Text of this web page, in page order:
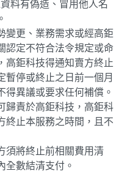
料有偽造、冒用他人名
變更、業務需求或經高鉅
認定不符合法令規定或命
高鉅科技得通知賣方終止
暫停或終止之日前一個月
得異議或要求任何補償。
歸責於高鉅科技，高鉅科
終止本服務之時間，且不
須將終止前相關費用清
全數結清支付。